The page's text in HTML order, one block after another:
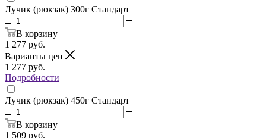
Лучик (рюкзак) 300г Стандарт
В корзину
1 277 руб.
Варианты цен
1 277 руб.
Подробности
Лучик (рюкзак) 450г Стандарт
В корзину
1 509 руб.